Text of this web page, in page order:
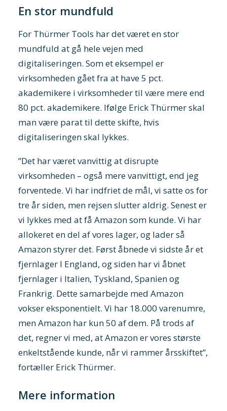
En stor mundfuld
For Thürmer Tools har det været en stor
mundfuld at gå hele vejen med
digitaliseringen. Som et eksempel er
virksomheden gået fra at have 5 pct.
akademikere i virksomheder til være mere end
80 pct. akademikere. Ifølge Erick Thürmer skal
man være parat til dette skifte, hvis
digitaliseringen skal lykkes.
”Det har været vanvittig at disrupte
virksomheden – også mere vanvittigt, end jeg
forventede. Vi har indfriet de mål, vi satte os for
tre år siden, men rejsen slutter aldrig. Senest er
vi lykkes med at få Amazon som kunde. Vi har
allokeret en del af vores lager, og lader så
Amazon styrer det. Først åbnede vi sidste år et
fjernlager I England, og siden har vi åbnet
fjernlager i Italien, Tyskland, Spanien og
Frankrig. Dette samarbejde med Amazon
vokser eksponentielt. Vi har 18.000 varenumre,
men Amazon har kun 50 af dem. På trods af
det, regner vi med, at Amazon er vores største
enkeltstående kunde, når vi rammer årsskiftet”,
fortæller Erick Thürmer.
Mere information